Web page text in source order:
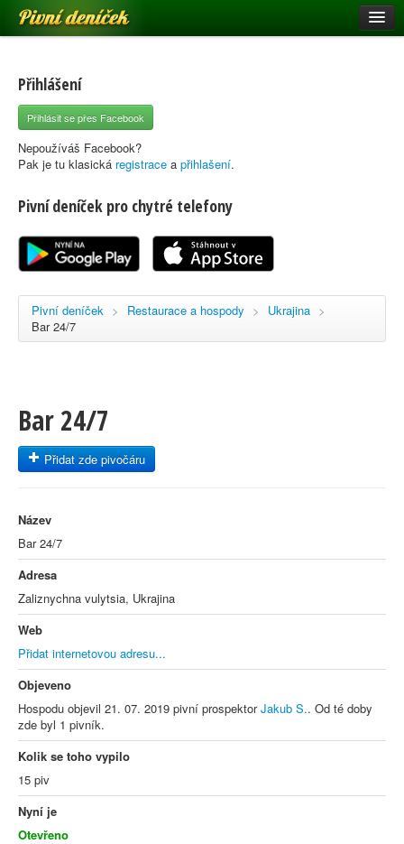
Pivní deníček
Pivní mapa
Pivní značky
Nápověda
Registrace
Přihlášení
Přihlásit se přes Facebook
Nepoužíváš Facebook?
Pak je tu klasická registrace a přihlašení.
Pivní deníček pro chytré telefony
Pivní deníček > Restaurace a hospody > Ukrajina >
Bar 24/7
Bar 24/7
Přidat zde pivočáru
Název
Bar 24/7
Adresa
Zaliznychna vulytsia, Ukrajina
Web
Přidat internetovou adresu...
Objeveno
Hospodu objevil 21. 07. 2019 pivní prospektorJakub S.. Od té doby
zde byl 1 pivník.
Kolik se toho vypilo
15 piv
Nyní je
Otevřeno